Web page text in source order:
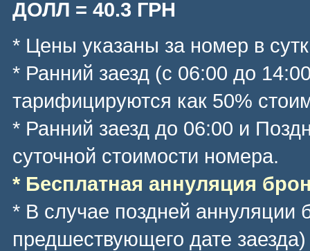
ДОЛЛ = 40.3 ГРН
* Цены указаны за номер в
* Ранний заезд (с 06:00 до
тарифицируются как 50%
* Ранний заезд до 06:00 и
суточной стоимости номера.
* Бесплатная аннуляция
* В случае поздней аннуляции
предшествующего дате